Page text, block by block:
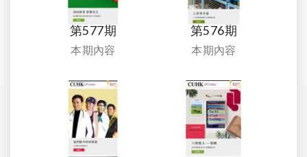
第577期
本期內容
第576期
本期內容